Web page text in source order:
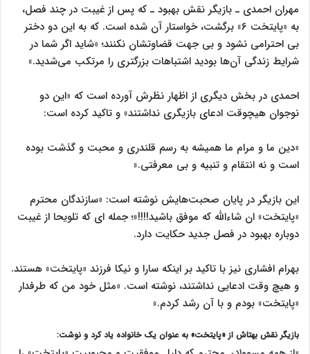
مهران احمدی ـ بازیگر نقش بهبود ـ که پس از غیبت در چند فصل،
به «پایتخت ۶» برگشت، خواستار آن شده است. که به این دو دختر
بی احترامی نشود و بی جهت قضاوتشان نکنند؛ «شاید اگر شما در
شرایط زندگی آن‌ها بودید اشتباهات بزرگتری را مرتکب می‌شدید.»
احمدی در بخش دیگری از اظهار نظرش آورده است که «این دو
نوجوان هیچوقت ادعای بازیگری نداشتند» و تاکید کرده است:
«دین ما و مرام ما همیشه به رسم قلندری و محبت و گذشت بوده
است و نه انتقام و تنبیه و بی معرفتی.»
این بازیگر در پایان صحبت‌هایش نوشته است: «سازندگان محترم
«پایتخت» ان شاءالله که موفق باشید!!!!»؛ جمله ای که تلویحا از غیبت
دوباره بهبود در فصل جدید حکایت دارد.
بهرام افشاری نیز با تاکید بر اینکه سارا و نیکا فرزند «پایتخت» هستند.
و هیچ وقت ادعایی نداشتند، نوشته است. «مثل خود من که طرفدار
«پایتخت» بودم و با آن رشد کردم.»
بازیگر نقش بهتاش از «پایتخت» به عنوان یک خانواده یاد کرد و نوشت: